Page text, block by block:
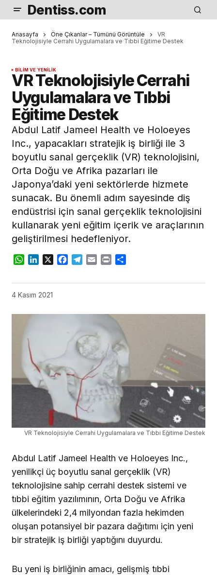
Dentiss.com
Anasayfa Öne Çıkanlar – Tümünü Görüntüle
VR
Teknolojisiyle Cerrahi Uygulamalara ve Tıbbi Eğitime Destek
BILIM VE YENILIK
VR Teknolojisiyle Cerrahi
Uygulamalara ve Tıbbi
Eğitime Destek
Abdul Latif Jameel Health ve Holoeyes
Inc., yapacakları stratejik iş birliği ile 3
boyutlu sanal gerçeklik (VR) teknolojisini,
Orta Doğu ve Afrika pazarları ile
Japonya’daki yeni sektörlerde hizmete
sunacak. Bu önemli adım sayesinde diş
endüstrisi için sanal gerçeklik teknolojisini
kullanarak yeni eğitim içerik ve araçlarının
geliştirilmesi hedefleniyor.
WhatsApp
LinkedIn
X Facebook
Telegram
Email Print
4 Kasım 2021
VR Teknolojisiyle Cerrahi Uygulamalara ve Tıbbi Eğitime Destek
Abdul Latif Jameel Health ve Holoeyes Inc.,
yenilikçi üç boyutlu sanal gerçeklik (VR)
teknolojisine sahip cerrahi destek sistemi ve
tıbbi eğitim yazılımının, Orta Doğu ve Afrika
ülkelerindeki 2,4 milyondan fazla hekimden
oluşan potansiyel bir pazara dağıtımı için yeni
bir stratejik iş birliği yaptığını duyurdu.
Bu yeni iş birliğinin amacı, gelişmiş tıbbi